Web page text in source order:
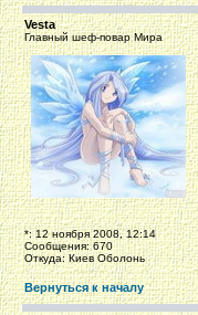
Vesta
Главный шеф-повар Мира
*: 12 ноября 2008, 12:14
Сообщения: 670
Откуда: Киев Оболонь
Вернуться к началу